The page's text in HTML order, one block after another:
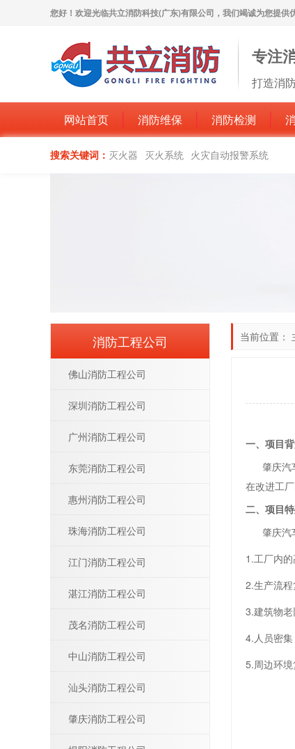
您好！欢迎光临共立消防科技(广东)有限公司，我们竭诚为您提供
专注
打造消
网站首页 消防维保 消防检测
搜索关键词： 灭火器 灭火系统 火灾自动报警系统
当前位置：
一、项目
肇庆汽
在改进工
二、项目
肇庆汽
1.工厂内
2.生产流
3.建筑物
4.人员密
5.周边环
消防工程公司
佛山消防工程公司
深圳消防工程公司
广州消防工程公司
东莞消防工程公司
惠州消防工程公司
珠海消防工程公司
江门消防工程公司
湛江消防工程公司
茂名消防工程公司
中山消防工程公司
汕头消防工程公司
肇庆消防工程公司